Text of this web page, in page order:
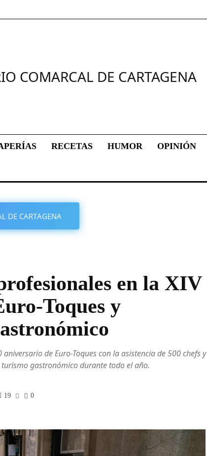
COMARCAL DE CARTAGENA
RECETAS HUMOR OPINIÓN
DE CARTAGENA
en la XIV
Toques y
de Euro-Toques con la asistencia de 500 chefs y
gastronómico durante todo el año.
19 0